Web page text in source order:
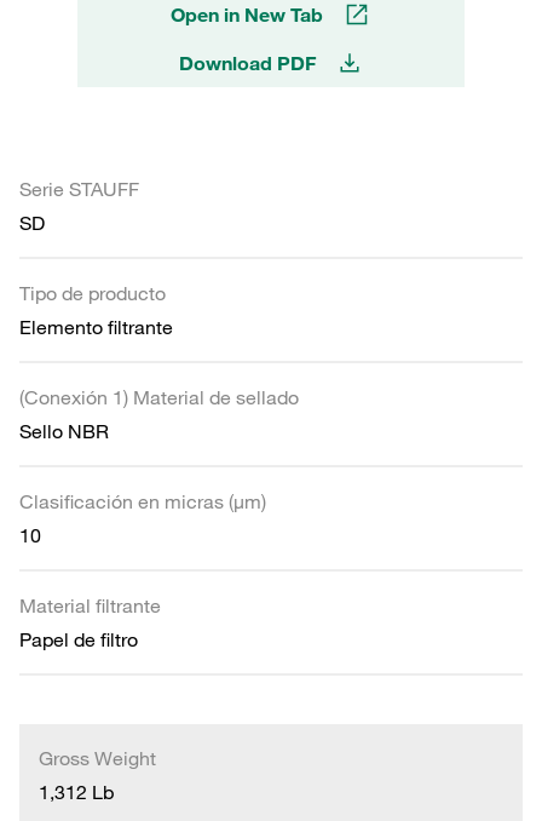
Open in New Tab
Download PDF
Serie STAUFF
SD
Tipo de producto
Elemento filtrante
(Conexión 1) Material de sellado
Sello NBR
Clasificación en micras (µm)
10
Material filtrante
Papel de filtro
Gross Weight
1,312 Lb